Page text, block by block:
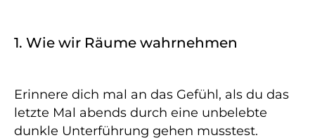
1. Wie wir Räume wahrnehmen
Erinnere dich mal an das Gefühl, als du das
letzte Mal abends durch eine unbelebte
dunkle Unterführung gehen musstest.